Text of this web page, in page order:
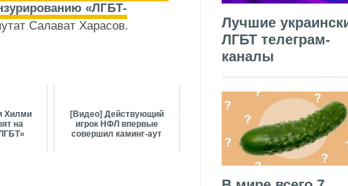
«ЛГБТ-
Салават Харасов.
Хилми
на
[Видео] Действующий
игрок НФЛ впервые
совершил каминг-аут
Лучшие
ЛГБТ телеграм-
каналы